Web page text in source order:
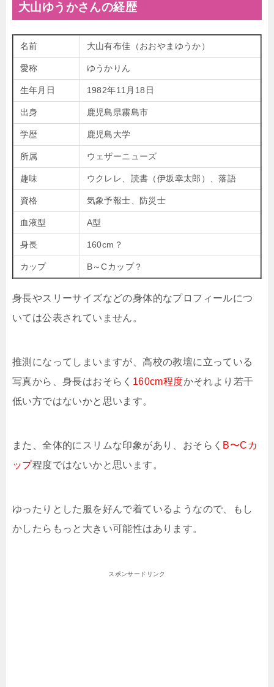
大山ゆうかさんの経歴
名前 大山有布佳（おおやまゆうか）
愛称 ゆうかりん
生年月日 1982年11月18日
出身 鹿児島県霧島市
学歴 鹿児島大学
所属 ウェザーニューズ
趣味 ウクレレ、読書（伊坂幸太郎）、落語
資格 気象予報士、防災士
血液型 A型
身長 160cm？
カップ B～Cカップ？
身長やスリーサイズなどの身体的なプロフィールにつ
いては公表されていません。
推測になってしまいますが、高校の教壇に立っている
写真から、身長はおそらく 160cm程度かそれより若干
低い方ではないかと思います。
また、全体的にスリムな印象があり、おそらく B〜Cカ
ップ程度ではないかと思います。
ゆったりとした服を好んで着ているようなので、もし
かしたらもっと大きい可能性はあります。
スポンサードリンク